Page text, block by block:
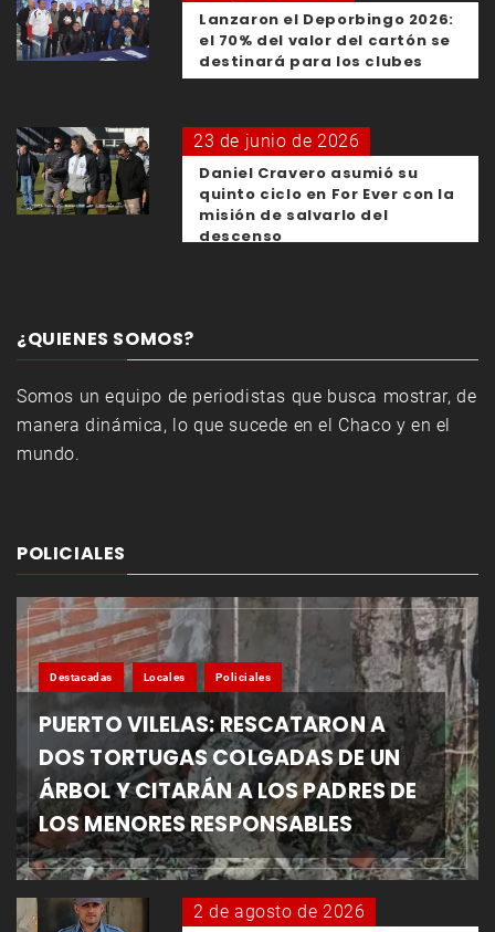
Lanzaron el Deporbingo 2026:
el 70% del valor del cartón se
destinará para los clubes
23 de junio de 2026
Daniel Cravero asumió su
quinto ciclo en For Ever con la
misión de salvarlo del
descenso
¿QUIENES SOMOS?
Somos un equipo de periodistas que busca mostrar, de
manera dinámica, lo que sucede en el Chaco y en el
mundo.
POLICIALES
Destacadas Locales Policiales
PUERTO VILELAS: RESCATARON A
DOS TORTUGAS COLGADAS DE UN
ÁRBOL Y CITARÁN A LOS PADRES DE
LOS MENORES RESPONSABLES
2 de agosto de 2026